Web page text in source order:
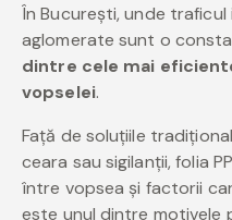
În București, unde
aglomerate sunt o
dintre cele mai
vopselei.
Față de soluțiile
ceara sau sigilanții, folia
între vopsea și factorii
este unul dintre motivele